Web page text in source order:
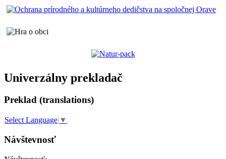
Univerzálny prekladač
Preklad (translations)
Select Language ▼
Návštevnosť